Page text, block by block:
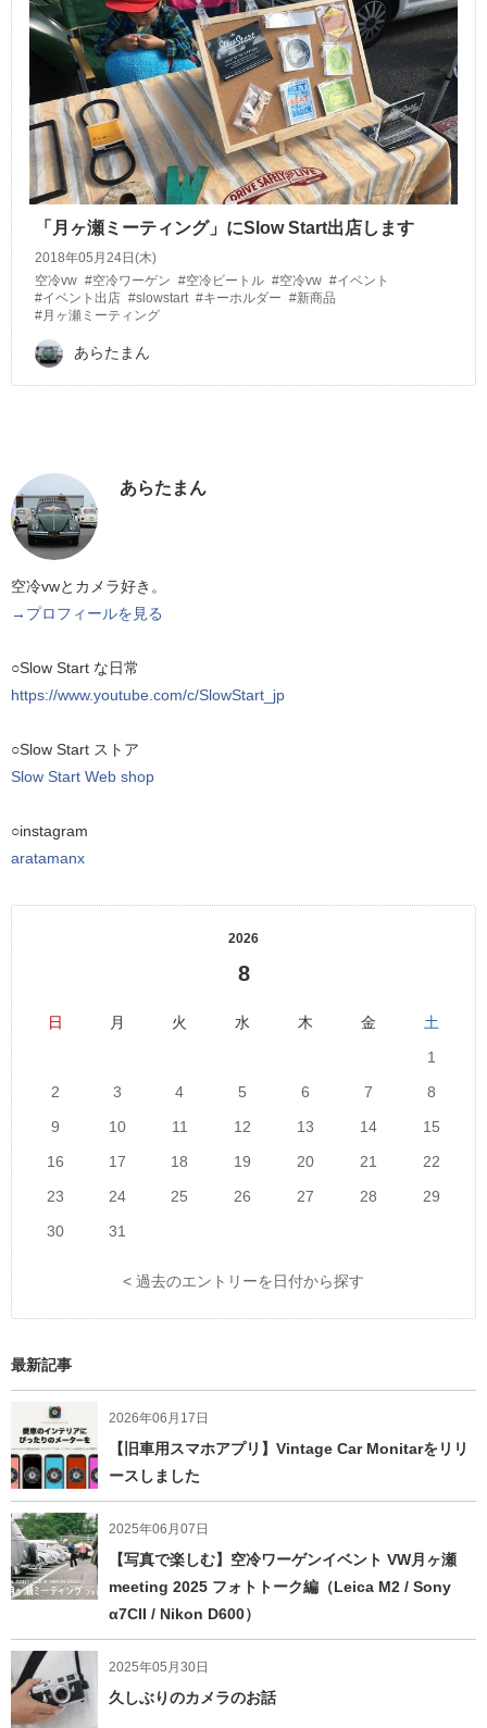
「月ヶ瀬ミーティング」にSlow Start出店します
2018年05月24日(木)
空冷vw #空冷ワーゲン #空冷ビートル #空冷vw #イベント
#イベント出店 #slowstart #キーホルダー #新商品
#月ヶ瀬ミーティング
あらたまん
あらたまん
空冷vwとカメラ好き。
→プロフィールを見る
○Slow Start な日常
https://www.youtube.com/c/SlowStart_jp
○Slow Start ストア
Slow Start Web shop
○instagram
aratamanx
2026
8
日 月 火 水 木 金
土
1
2
3 4 5 6 7
8
9
10 11 12 13 14
15
16
17 18 19 20 21
22
23
24 25 26 27 28
29
30
31
< 過去のエントリーを日付から探す
最新記事
2026年06月17日
【旧車用スマホアプリ】Vintage Car Monitarをリリ
ースしました
2025年06月07日
【写真で楽しむ】空冷ワーゲンイベント VW月ヶ瀬
meeting 2025 フォトトーク編（Leica M2 / Sony
α7CII / Nikon D600）
2025年05月30日
久しぶりのカメラのお話